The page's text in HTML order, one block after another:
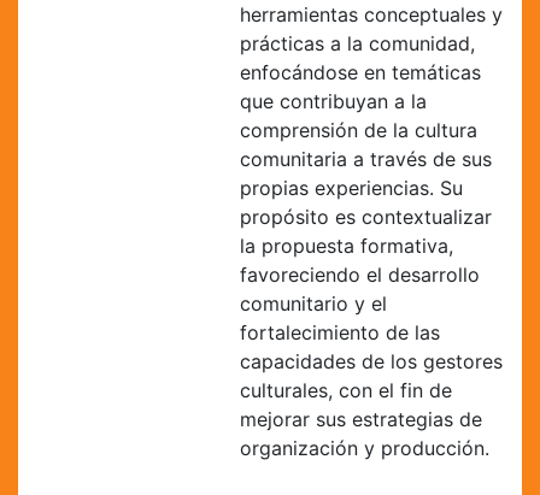
herramientas conceptuales y
prácticas a la comunidad,
enfocándose en temáticas
que contribuyan a la
comprensión de la cultura
comunitaria a través de sus
propias experiencias. Su
propósito es contextualizar
la propuesta formativa,
favoreciendo el desarrollo
comunitario y el
fortalecimiento de las
capacidades de los gestores
culturales, con el fin de
mejorar sus estrategias de
organización y producción.